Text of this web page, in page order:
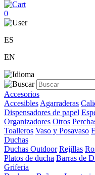
0
ES
EN
Accesorios
Accesibles Agarraderas
Dispensadores de papel
Organizadores Otros
Toalleros Vaso y Posavaso
Duchas
Duchas Outdoor Rejillas
Platos de ducha Barras de
Griferia